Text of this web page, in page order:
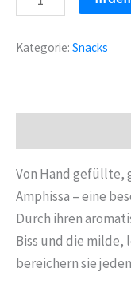
Bio
Oliven
190g
Menge
Kategorie: Snacks
Von Hand gefüllte,
Amphissa – eine
Durch ihren
Biss und die
bereichern sie